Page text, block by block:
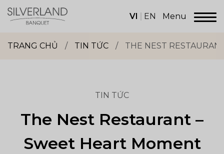
content
vụ
VI EN Menu
TRANG CHỦ / TIN TỨC / THE NEST
TIN TỨC
The Nest Restaurant –
Sweet Heart Moment